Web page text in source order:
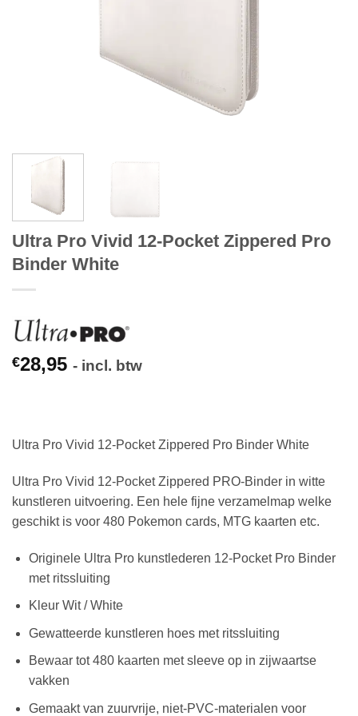
Ultra Pro Vivid 12-Pocket Zippered Pro
Binder White
€28,95 - incl. btw
Ultra Pro Vivid 12-Pocket Zippered Pro Binder White
Ultra Pro Vivid 12-Pocket Zippered PRO-Binder in witte
kunstleren uitvoering. Een hele fijne verzamelmap welke
geschikt is voor 480 Pokemon cards, MTG kaarten etc.
Originele Ultra Pro kunstlederen 12-Pocket Pro Binder
met ritssluiting
Kleur Wit / White
Gewatteerde kunstleren hoes met ritssluiting
Bewaar tot 480 kaarten met sleeve op in zijwaartse
vakken
Gemaakt van zuurvrije, niet-PVC-materialen voor